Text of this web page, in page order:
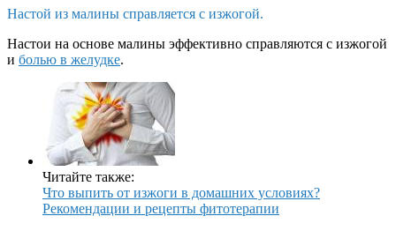
Настой из малины справляется с изжогой.
Настои на основе малины эффективно справляются с изжогой
и болью в желудке.
Читайте также:
Что выпить от изжоги в домашних условиях?
Рекомендации и рецепты фитотерапии